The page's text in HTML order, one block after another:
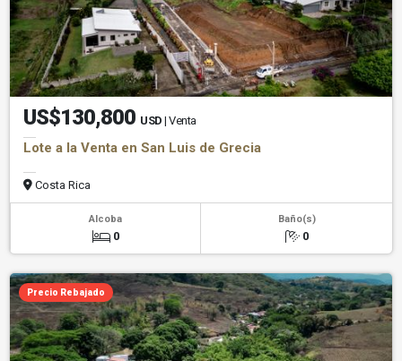
US$130,800 USD | Venta
Lote a la Venta en San Luis de Grecia
Costa Rica
Alcoba
0
Baño(s)
0
Precio Rebajado